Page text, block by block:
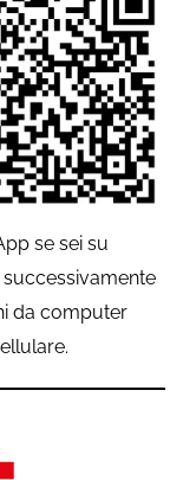
se sei su
da computer